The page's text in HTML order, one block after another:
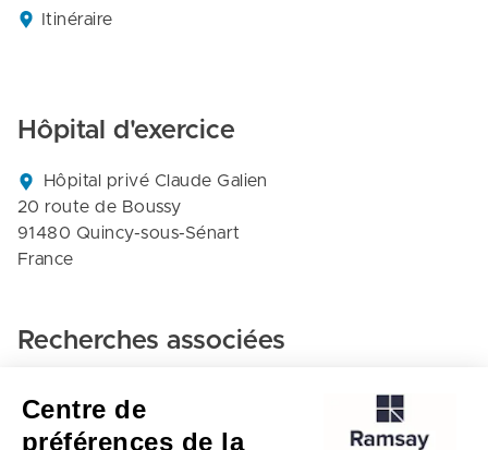
Itinéraire
Hôpital d'exercice
Hôpital privé Claude Galien
20 route de Boussy
91480 Quincy-sous-Sénart
France
Recherches associées
Chirurgie orthopedique et traumatologie - Hôpital
privé claude galien
Centre de
préférences de la